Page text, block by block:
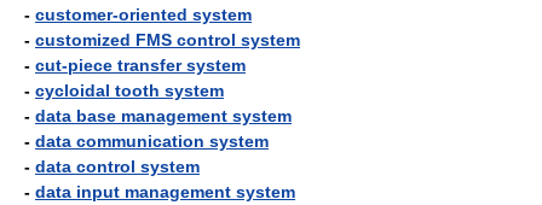
- customer-oriented system
- customized FMS control system
- cut-piece transfer system
- cycloidal tooth system
- data base management system
- data communication system
- data control system
- data input management system